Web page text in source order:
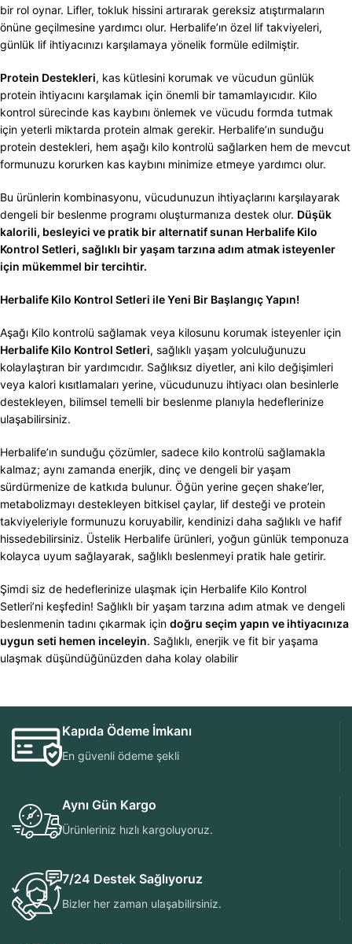
bir rol oynar. Lifler, tokluk hissini artırarak gereksiz atıştırmaların
önüne geçilmesine yardımcı olur. Herbalife’ın özel lif takviyeleri,
günlük lif ihtiyacınızı karşılamaya yönelik formüle edilmiştir.
Protein Destekleri, kas kütlesini korumak ve vücudun günlük
protein ihtiyacını karşılamak için önemli bir tamamlayıcıdır. Kilo
kontrol sürecinde kas kaybını önlemek ve vücudu formda tutmak
için yeterli miktarda protein almak gerekir. Herbalife’ın sunduğu
protein destekleri, hem aşağı kilo kontrolü sağlarken hem de mevcut
formunuzu korurken kas kaybını minimize etmeye yardımcı olur.
Bu ürünlerin kombinasyonu, vücudunuzun ihtiyaçlarını karşılayarak
dengeli bir beslenme programı oluşturmanıza destek olur. Düşük
kalorili, besleyici ve pratik bir alternatif sunan Herbalife Kilo
Kontrol Setleri, sağlıklı bir yaşam tarzına adım atmak isteyenler
için mükemmel bir tercihtir.
Herbalife Kilo Kontrol Setleri ile Yeni Bir Başlangıç Yapın!
Aşağı Kilo kontrolü sağlamak veya kilosunu korumak isteyenler için
Herbalife Kilo Kontrol Setleri, sağlıklı yaşam yolculuğunuzu
kolaylaştıran bir yardımcıdır. Sağlıksız diyetler, ani kilo değişimleri
veya kalori kısıtlamaları yerine, vücudunuzu ihtiyacı olan besinlerle
destekleyen, bilimsel temelli bir beslenme planıyla hedeflerinize
ulaşabilirsiniz.
Herbalife’ın sunduğu çözümler, sadece kilo kontrolü sağlamakla
kalmaz; aynı zamanda enerjik, dinç ve dengeli bir yaşam
sürdürmenize de katkıda bulunur. Öğün yerine geçen shake’ler,
metabolizmayı destekleyen bitkisel çaylar, lif desteği ve protein
takviyeleriyle formunuzu koruyabilir, kendinizi daha sağlıklı ve hafif
hissedebilirsiniz. Üstelik Herbalife ürünleri, yoğun günlük temponuza
kolayca uyum sağlayarak, sağlıklı beslenmeyi pratik hale getirir.
Şimdi siz de hedeflerinize ulaşmak için Herbalife Kilo Kontrol
Setleri’ni keşfedin! Sağlıklı bir yaşam tarzına adım atmak ve dengeli
beslenmenin tadını çıkarmak için doğru seçim yapın ve ihtiyacınıza
uygun seti hemen inceleyin. Sağlıklı, enerjik ve fit bir yaşama
ulaşmak düşündüğünüzden daha kolay olabilir
Kapıda Ödeme İmkanı
En güvenli ödeme şekli
Aynı Gün Kargo
Ürünleriniz hızlı kargoluyoruz.
7/24 Destek Sağlıyoruz
Bizler her zaman ulaşabilirsiniz.